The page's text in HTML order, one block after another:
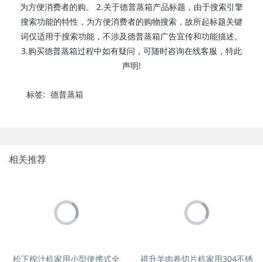
为方便消费者的购。 2.关于德普蒸箱产品标题，由于搜索引擎
搜索功能的特性，为方便消费者的购物搜索，故所起标题关键
词仅适用于搜索功能，不涉及德普蒸箱广告宜传和功能描述。
3.购买德普蒸箱过程中如有疑问，可随时咨询在线客服，特此
声明!
标签: 德普蒸箱
相关推荐
松下榨汁机家用小型便携式全
祺升羊肉卷切片机家用304不锈